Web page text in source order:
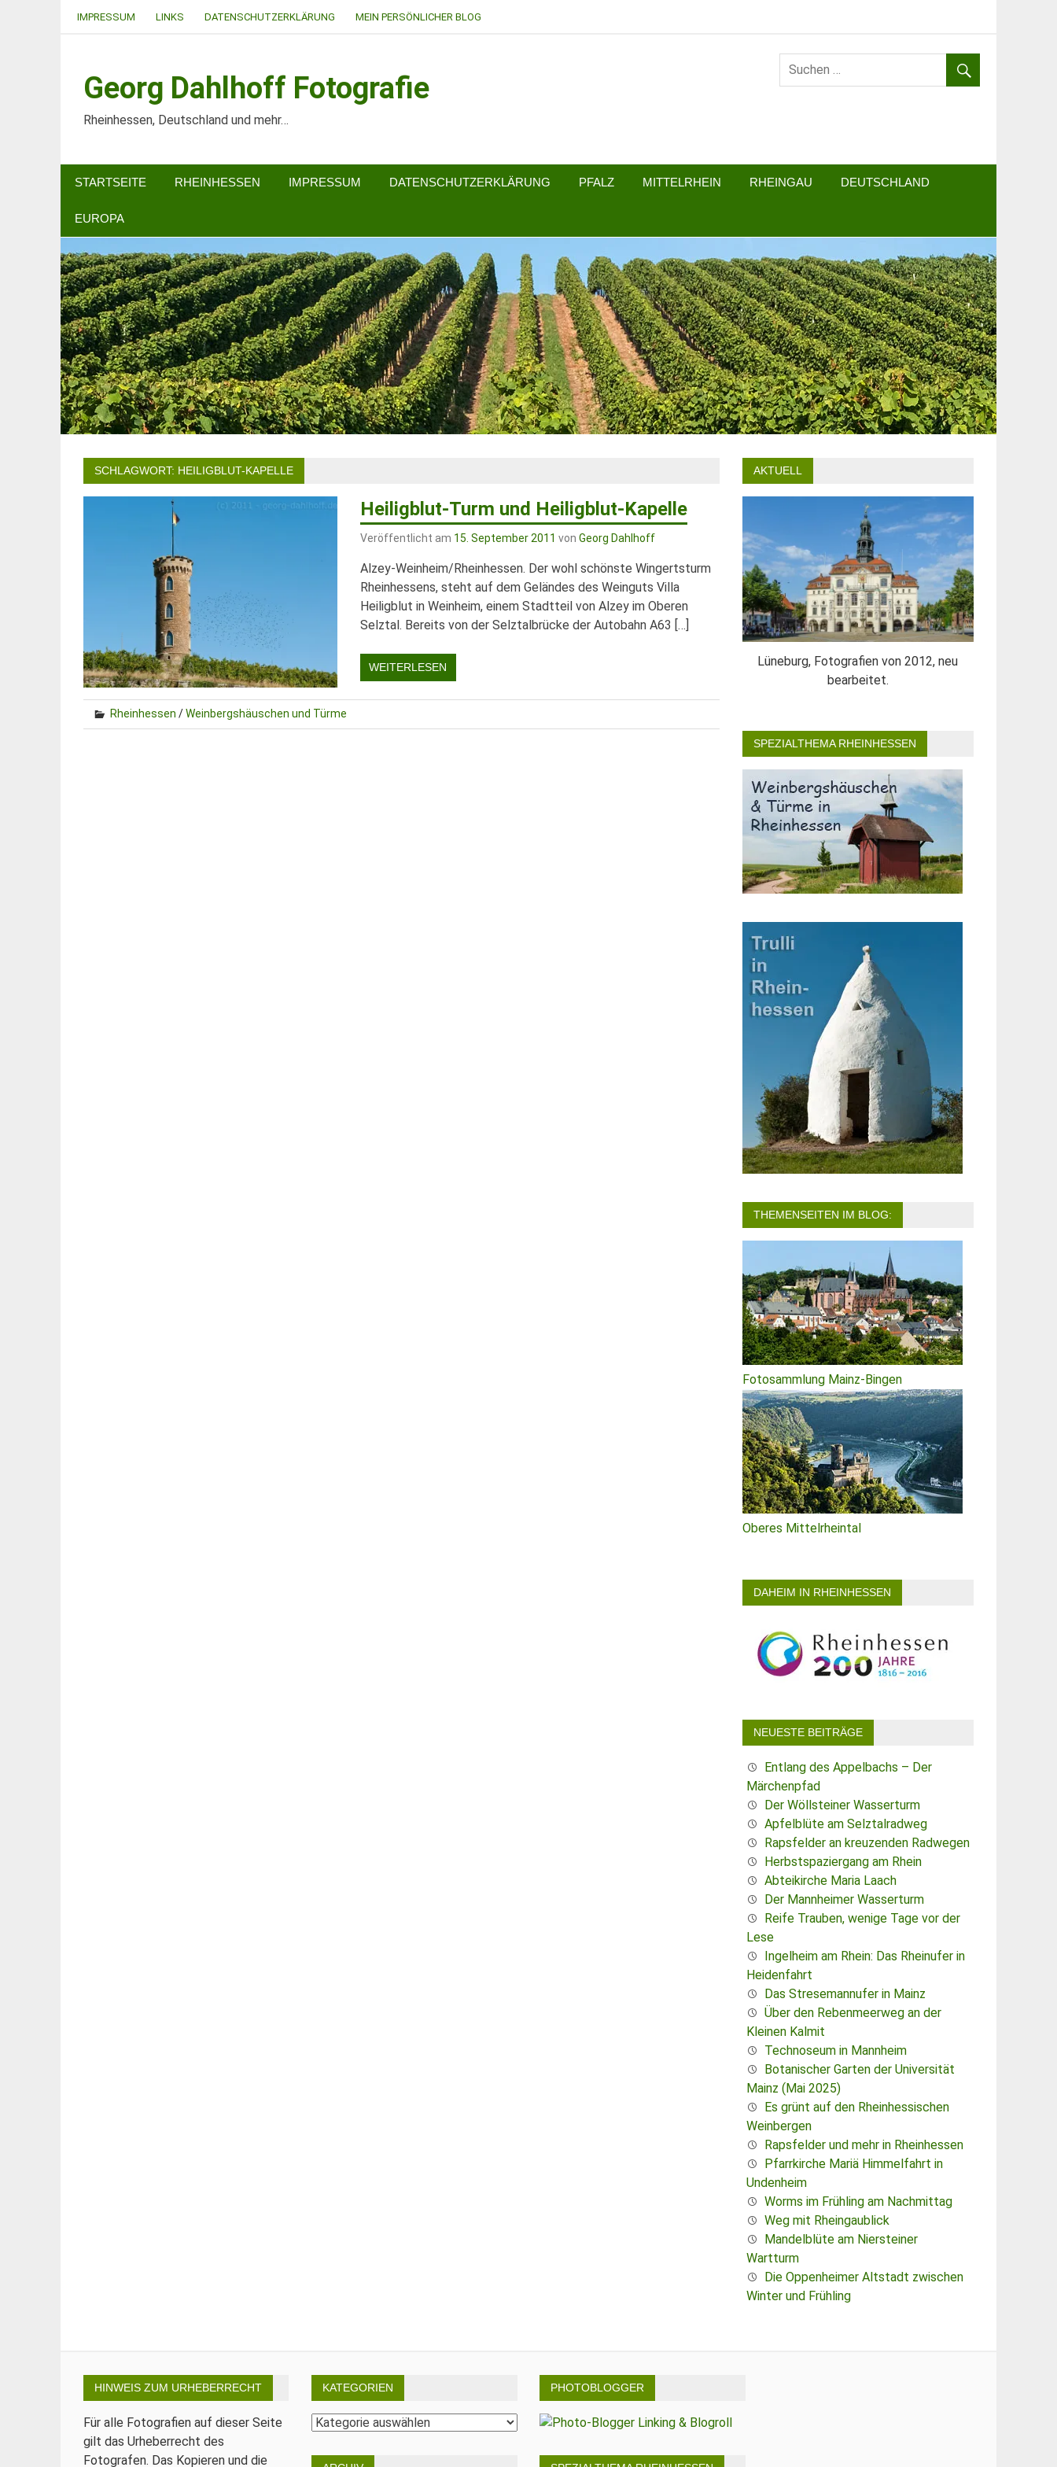
IMPRESSUM LINKS DATENSCHUTZERKLÄRUNG MEIN PERSÖNLICHER BLOG
Georg Dahlhoff Fotografie
Rheinhessen, Deutschland und mehr…
STARTSEITE RHEINHESSEN IMPRESSUM DATENSCHUTZERKLÄRUNG PFALZ MITTELRHEIN RHEINGAU DEUTSCHLAND
EUROPA
SCHLAGWORT: HEILIGBLUT-KAPELLE
Heiligblut-Turm und Heiligblut-Kapelle
Veröffentlicht am 15. September 2011 vonGeorg Dahlhoff
Alzey-Weinheim/Rheinhessen. Der wohl schönste Wingertsturm
Rheinhessens, steht auf dem Geländes des Weinguts Villa
Heiligblut in Weinheim, einem Stadtteil von Alzey im Oberen
Selztal. Bereits von der Selztalbrücke der Autobahn A63 […]
WEITERLESEN
Rheinhessen /Weinbergshäuschen und Türme
AKTUELL
Lüneburg, Fotografien von 2012, neu
bearbeitet.
SPEZIALTHEMA RHEINHESSEN
THEMENSEITEN IM BLOG:
Fotosammlung Mainz-Bingen
Oberes Mittelrheintal
DAHEIM IN RHEINHESSEN
NEUESTE BEITRÄGE
Entlang des Appelbachs – Der
Märchenpfad
Der Wöllsteiner Wasserturm
Apfelblüte am Selztalradweg
Rapsfelder an kreuzenden Radwegen
Herbstspaziergang am Rhein
Abteikirche Maria Laach
Der Mannheimer Wasserturm
Reife Trauben, wenige Tage vor der
Lese
Ingelheim am Rhein: Das Rheinufer in
Heidenfahrt
Das Stresemannufer in Mainz
Über den Rebenmeerweg an der
Kleinen Kalmit
Technoseum in Mannheim
Botanischer Garten der Universität
Mainz (Mai 2025)
Es grünt auf den Rheinhessischen
Weinbergen
Rapsfelder und mehr in Rheinhessen
Pfarrkirche Mariä Himmelfahrt in
Undenheim
Worms im Frühling am Nachmittag
Weg mit Rheingaublick
Mandelblüte am Niersteiner
Wartturm
Die Oppenheimer Altstadt zwischen
Winter und Frühling
HINWEIS ZUM URHEBERRECHT
Für alle Fotografien auf dieser Seite
gilt das Urheberrecht des
Fotografen. Das Kopieren und die
KATEGORIEN
Kategorien
PHOTOBLOGGER